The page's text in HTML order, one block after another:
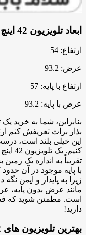
ابعاد تلویزیون 42 اینچ
ارتفاع: 54
عرض: 93.2
ارتفاع با پایه: 57
عرض با پایه: 93.2
این خیلی بلند است،
زیرا به پایدار و ایمن
است. مطمئن شوید که
دارید!
بهترین تلویزیون های 42 اینچ